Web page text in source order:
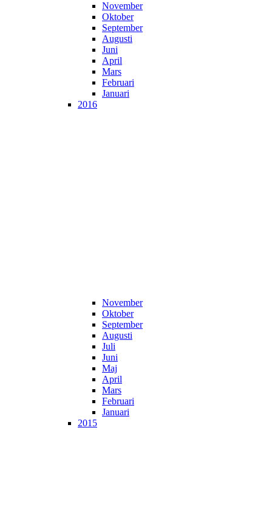
November
Oktober
September
Augusti
Juni
April
Mars
Februari
Januari
2016
November
Oktober
September
Augusti
Juli
Juni
Maj
April
Mars
Februari
Januari
2015